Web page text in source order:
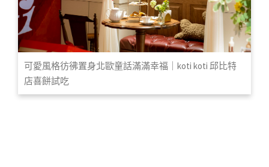
可愛風格彷彿置身北歐童話滿滿幸福｜koti koti 邱比特
店喜餅試吃